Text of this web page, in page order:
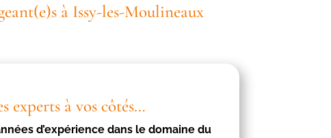
à Issy-les-Moulineaux
experts à vos côtés…
d’expérience dans le domaine du